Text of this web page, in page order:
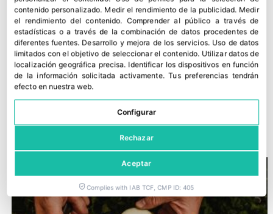
Interpoma Tours 2026: la innovación vista sobre el terreno
contenido personalizado. Medir el rendimiento de la publicidad. Medir
el rendimiento del contenido.Comprender al público a través de
estadísticas o a través de la combinación de datos procedentes de
diferentes fuentes. Desarrollo y mejora de los servicios. Uso de datos
limitados con el objetivo de seleccionar el contenido. Utilizar datos de
localización geográfica precisa. Identificar los dispositivos en función
de la información solicitada activamente.Tus preferencias tendrán
efecto en nuestra web.
Configurar
Rechazar
Aceptar
Complies with IAB TCF, CMP ID: 405